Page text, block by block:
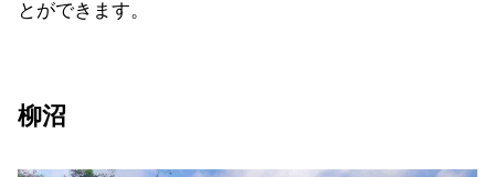
とができます。
柳沼